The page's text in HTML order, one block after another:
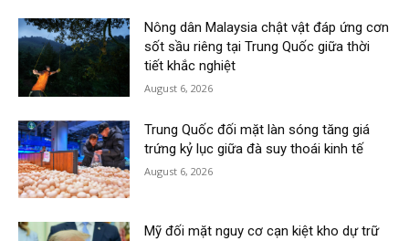
Nông dân Malaysia chật vật đáp ứng cơn
sốt sầu riêng tại Trung Quốc giữa thời
tiết khắc nghiệt
August 6, 2026
Trung Quốc đối mặt làn sóng tăng giá
trứng kỷ lục giữa đà suy thoái kinh tế
August 6, 2026
Mỹ đối mặt nguy cơ cạn kiệt kho dự trữ